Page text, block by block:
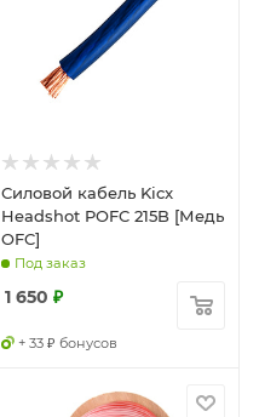
Силовой кабель Kicx
Headshot POFC 215B [Медь
OFC]
Под заказ
1 650 ₽
+ 33 ₽ бонусов